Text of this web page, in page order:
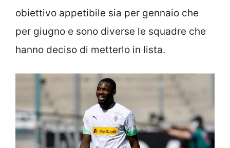
obiettivo appetibile sia per gennaio che
per giugno e sono diverse le squadre che
hanno deciso di metterlo in lista.